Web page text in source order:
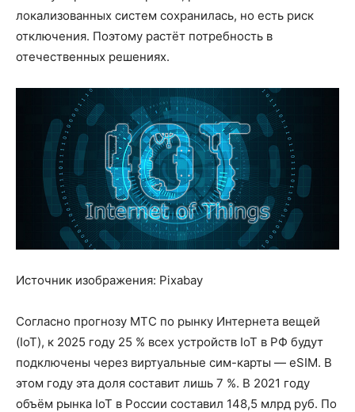
локализованных систем сохранилась, но есть риск
отключения. Поэтому растёт потребность в
отечественных решениях.
Источник изображения: Pixabay
Согласно прогнозу МТС по рынку Интернета вещей
(IoT), к 2025 году 25 % всех устройств IoT в РФ будут
подключены через виртуальные сим-карты — eSIM. В
этом году эта доля составит лишь 7 %. В 2021 году
объём рынка IoT в России составил 148,5 млрд руб. По